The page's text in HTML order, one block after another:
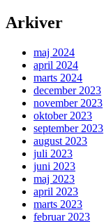
Arkiver
maj 2024
april 2024
marts 2024
december 2023
november 2023
oktober 2023
september 2023
august 2023
juli 2023
juni 2023
maj 2023
april 2023
marts 2023
februar 2023